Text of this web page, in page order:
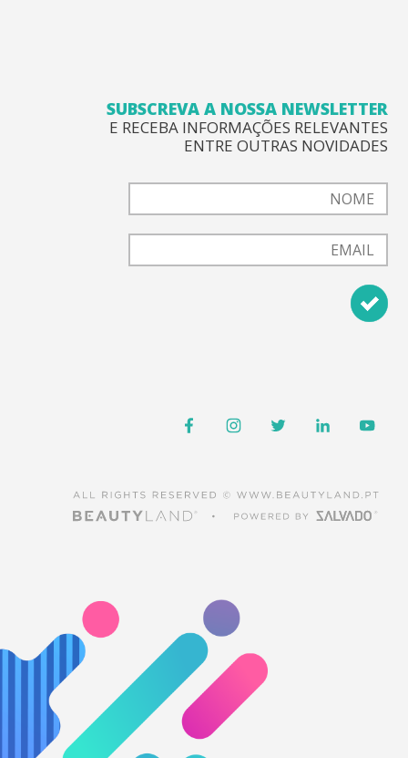
SUBSCREVA A NOSSA NEWSLETTER
E RECEBA INFORMAÇÕES RELEVANTES
ENTRE OUTRAS NOVIDADES